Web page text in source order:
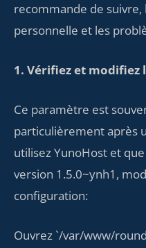
recommande de
personnelle et les
1. Vérifiez et
Ce paramètre est
particulièrement après
utilisez YunoHost et
version 1.5.0~ynh1,
configuration:
Ouvrez `/var/www/